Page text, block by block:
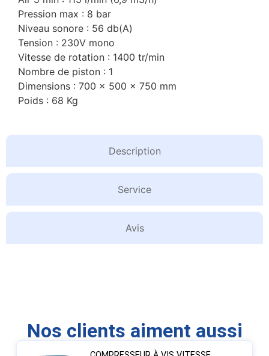
Description
Service
Avis
Pression max : 8 bar
Niveau sonore : 56 db(A)
Tension : 230V mono
Vitesse de rotation : 1400 tr/min
Nombre de piston : 1
Dimensions : 700 x 500 x 750 mm
Poids : 68 Kg
Nos clients aiment aussi